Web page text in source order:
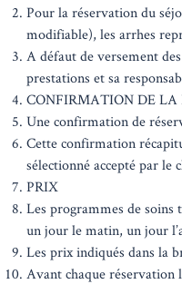
Pour la réservation du
modifiable), les arrhes
A défaut de versement
prestations et sa
CONFIRMATION DE LA
Une confirmation de
Cette confirmation
sélectionné accepté par le
PRIX
Les programmes de
un jour le matin, un jour
Les prix indiqués dans la
Avant chaque réservation